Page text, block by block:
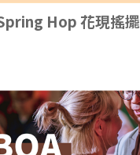
Hop 花現搖擺